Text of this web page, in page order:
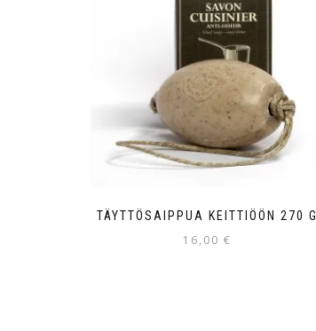
TÄYTTÖSAIPPUA KEITTIÖÖN 270 G
16,00 €